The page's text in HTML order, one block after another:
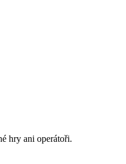
hry ani operátoři.